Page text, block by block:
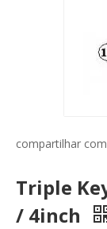
compartilhar
Triple
/ 4inch